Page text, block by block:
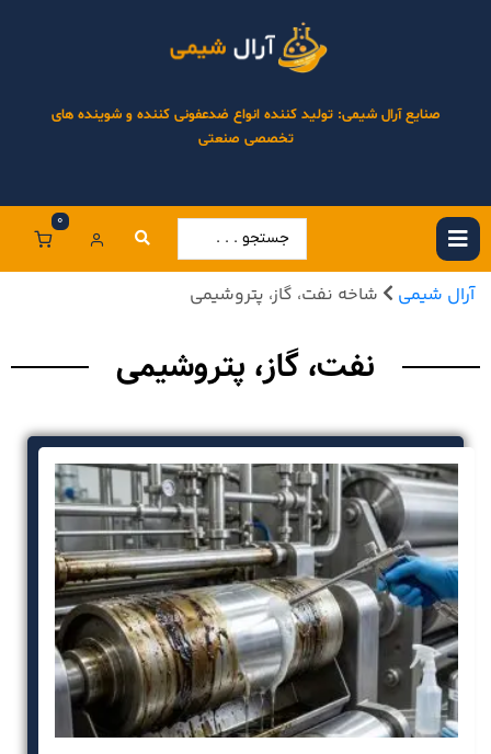
صنایع آرال شیمی: تولید کننده انواع ضدعفونی کننده و شوینده های
تخصصی صنعتی
0
آرال شیمی شاخه نفت، گاز، پتروشیمی
نفت، گاز، پتروشیمی